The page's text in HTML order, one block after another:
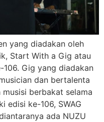
yang diadakan oleh
Start With a Gig atau
106. Gig yang diadakan
dan bertalenta
berbakat selama
edisi ke-106, SWAG
ada NUZU